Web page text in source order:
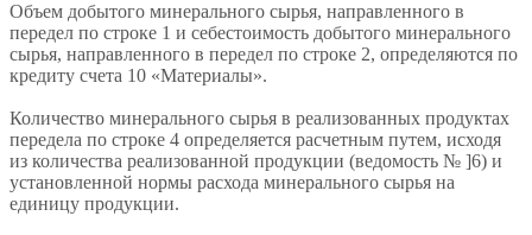
Объем добытого минерального сырья, направленного в
передел по строке 1 и себестоимость добытого минерального
сырья, направленного в передел по строке 2, определяются по
кредиту счета 10 «Материалы».
Количество минерального сырья в реализованных продуктах
передела по строке 4 определяется расчетным путем, исходя
из количества реализованной продукции (ведомость № ]6) и
установленной нормы расхода минерального сырья на
единицу продукции.